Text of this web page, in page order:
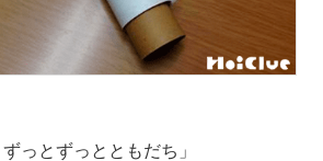
っとずっとともだち」